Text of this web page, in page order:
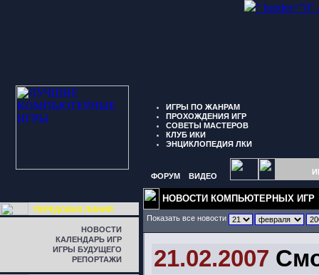
" border="0"
ИГРЫ ПО ЖАНРАМ
ПРОХОЖДЕНИЯ ИГР
СОВЕТЫ МАСТЕРОВ
КЛУБ ИКИ
ЭНЦИКЛОПЕДИЯ ЛКИ
ФОРУМ ВИДЕО
ПЕРЕДОВАЯ ЛИНИЯ
НОВОСТИ
КАЛЕНДАРЬ ИГР
ИГРЫ БУДУЩЕГО
РЕПОРТАЖИ
НОВОСТИ КОМПЬЮТЕРНЫХ ИГР
Показать все новости
21.02.2007